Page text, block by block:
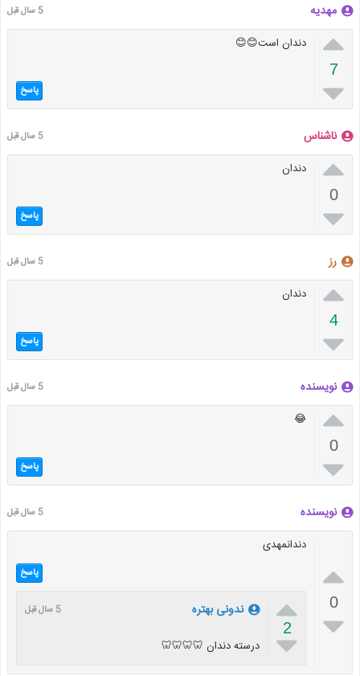
مهدیه 5 سال قبل

7

دندان است😊😊
پاسخ
ناشناس 5 سال قبل

0

دندان
پاسخ
رز 5 سال قبل

4

دندان
پاسخ
نویسنده 5 سال قبل

0

😂
پاسخ
نویسنده 5 سال قبل

0

دندانمهدی
پاسخ

2

ندونی بهتره 5 سال قبل
درسته دندان 🦷🦷🦷🦷